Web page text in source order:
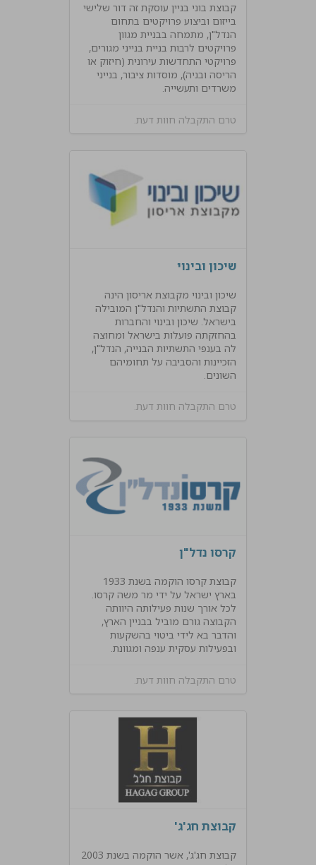
קבוצת בוני בניין עוסקת זה דור שלישי
בייזום וביצוע פרויקטים בתחום
הנדל"ן, מתמחה בבניית מגוון
פרויקטים לרבות בניית בנייני מגורים,
פרויקטי התחדשות עירונית (חיזוק או
הריסה ובניה), מוסדות ציבור, בנייני
משרדים ותעשייה.
טרם התקבלה חוות דעת.
שיכון ובינוי
שיכון ובינוי מקבוצת אריסון הינה
קבוצת התשתיות והנדל"ן המובילה
בישראל. שיכון ובינוי והחברות
בהחזקתה פועלות בישראל ומחוצה
לה בענפי התשתיות הבנייה, הנדל"ן,
הזכיינות והסביבה על תחומיהם
השונים.
טרם התקבלה חוות דעת.
קרסו נדל"ן
קבוצת קרסו הוקמה בשנת 1933
בארץ ישראל על ידי מר משה קרסו.
לכל אורך שנות פעילותה היוותה
הקבוצה גורם מוביל בבניין הארץ,
והדבר בא לידי ביטוי בהשקעות
ובפעילות עסקית ענפה ומגוונת.
טרם התקבלה חוות דעת.
קבוצת חג'ג'
קבוצת חג'ג', אשר הוקמה בשנת 2003